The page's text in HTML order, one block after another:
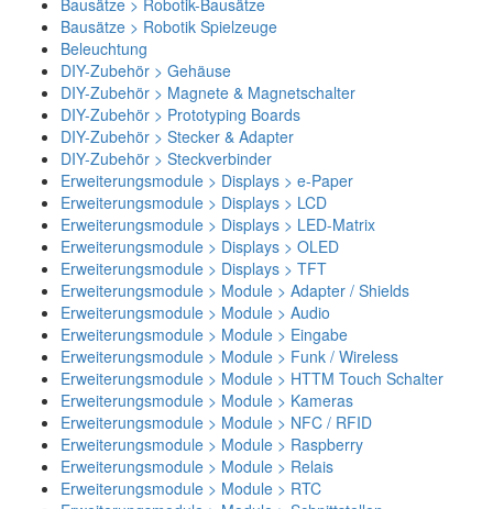
Bausätze > Robotik-Bausätze
Bausätze > Robotik Spielzeuge
Beleuchtung
DIY-Zubehör > Gehäuse
DIY-Zubehör > Magnete & Magnetschalter
DIY-Zubehör > Prototyping Boards
DIY-Zubehör > Stecker & Adapter
DIY-Zubehör > Steckverbinder
Erweiterungsmodule > Displays > e-Paper
Erweiterungsmodule > Displays > LCD
Erweiterungsmodule > Displays > LED-Matrix
Erweiterungsmodule > Displays > OLED
Erweiterungsmodule > Displays > TFT
Erweiterungsmodule > Module > Adapter / Shields
Erweiterungsmodule > Module > Audio
Erweiterungsmodule > Module > Eingabe
Erweiterungsmodule > Module > Funk / Wireless
Erweiterungsmodule > Module > HTTM Touch Schalter
Erweiterungsmodule > Module > Kameras
Erweiterungsmodule > Module > NFC / RFID
Erweiterungsmodule > Module > Raspberry
Erweiterungsmodule > Module > Relais
Erweiterungsmodule > Module > RTC